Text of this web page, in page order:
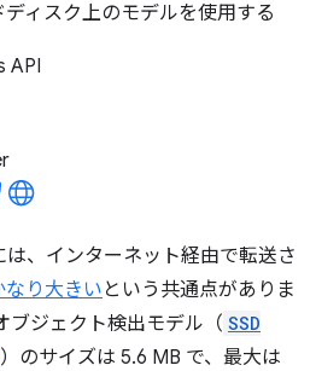
ィスク上のモデルを使用する
API
、インターネット経由で転送さ
なり大きい という共通点がありま
ブジェクト検出モデル（ SSD
）のサイズは 5.6 MB で、最大は